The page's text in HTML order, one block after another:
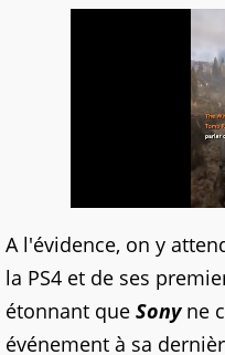
A l'évidence, on y
la PS4 et de ses
étonnant que Sonyne
événement à sa